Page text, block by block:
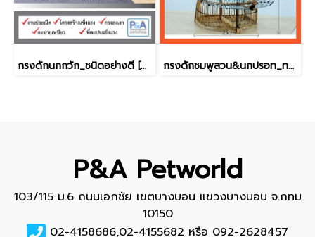
กรงดักนกกวัก_ชนิดอย่างดี [งานสวย] กรงดักชมพูสวน&นกปรอท_ทรงรองเท้าบูท
P&A Petworld
103/115 ม.6 ถนนเอกชัย เขตบางบอน แขวงบางบอน จ.กทม
10150
02-4158686,02-4155682 หรือ 092-2628457